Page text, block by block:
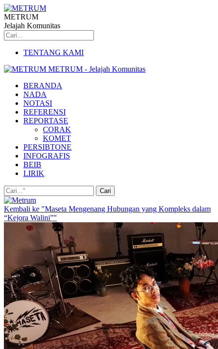
METRUM
Jelajah Komunitas
TENTANG KAMI
METRUM - Jelajah Komunitas
BERANDA
NADA
NOTASI
REFERENSI
REPORTASE
CORAK
KOMET
PERSIBTONE
INFOGRAFIS
BEIB
LIRIK
Kembali ke "Maseta Mengenang Hubungan yang Kompleks dalam
“Kejora Walini”"